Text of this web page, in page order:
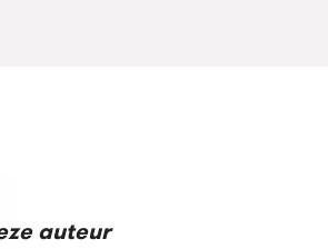
auteur